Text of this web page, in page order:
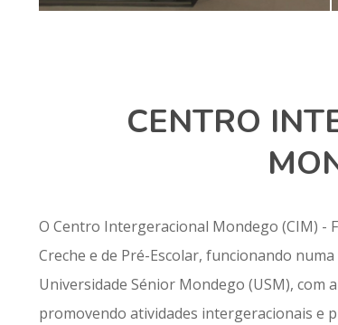
CENTRO
O Centro Intergeracional Mondego (CIM) -
Creche e de Pré-Escolar, funcionando
Universidade Sénior Mondego (USM), com
promovendo atividades intergeracionais e